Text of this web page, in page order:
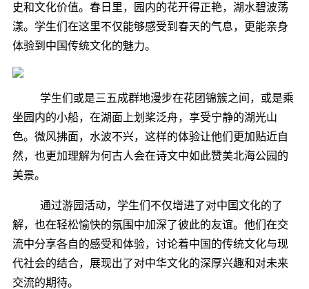
史和文化价值。春日里，园内的花开得正艳，湖水碧波荡
漾。学生们在这里不仅能够感受到春天的气息，更能亲身
体验到中国传统文化的魅力。
学生们或是三五成群地漫步在花团锦簇之间，或是乘
坐园内的小船，在湖面上划桨泛舟，享受宁静的湖光山
色。微风拂面，水波不兴，这样的体验让他们更加贴近自
然，也更加理解为何古人会在诗文中如此赞美北海公园的
美景。
通过游园活动，学生们不仅增进了对中国文化的了
解，也在轻松愉快的氛围中加深了彼此的友谊。他们在交
流中分享各自的感受和体验，讨论着中国的传统文化与现
代社会的结合，展现出了对中华文化的深厚兴趣和对未来
交流的期待。